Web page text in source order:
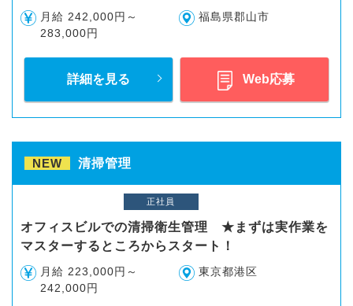
月給 242,000円～
283,000円
福島県郡山市
詳細を見る Web応募
NEW 清掃管理
正社員
オフィスビルでの清掃衛生管理 ★まずは実作業を
マスターするところからスタート！
月給 223,000円～
242,000円
東京都港区